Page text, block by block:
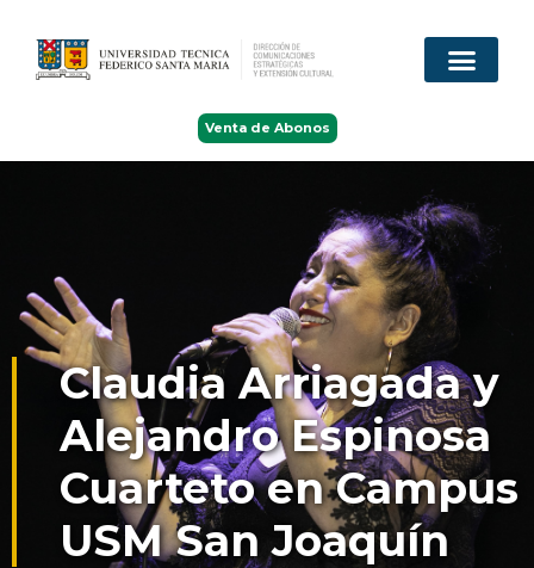
Venta de Abonos
Claudia Arriagada y
Alejandro Espinosa
Cuarteto en Campus
USM San Joaquín